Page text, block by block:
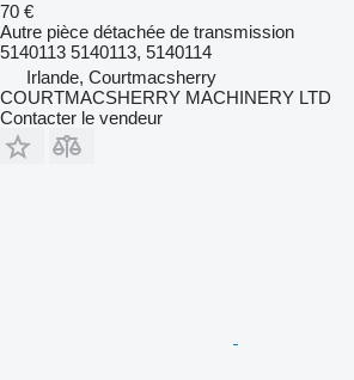
70 €
Autre pièce détachée de transmission
5140113 5140113, 5140114
Irlande, Courtmacsherry
COURTMACSHERRY MACHINERY LTD
Contacter le vendeur